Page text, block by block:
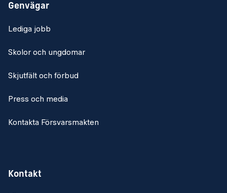
Genvägar
Lediga jobb
Skolor och ungdomar
Skjutfält och förbud
Press och media
Kontakta Försvarsmakten
Kontakt